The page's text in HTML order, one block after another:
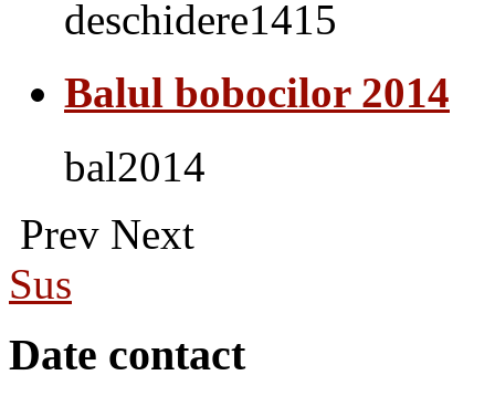
deschidere1415
Balul bobocilor 2014
bal2014
Prev Next
Sus
Date contact